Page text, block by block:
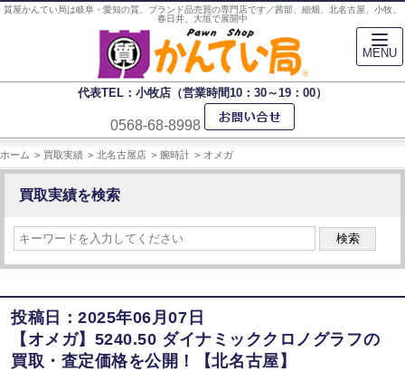
質屋かんてい局は岐阜・愛知の質、ブランド品売買の専門店です／茜部、細畑、北名古屋、小牧、
春日井、大垣で展開中
代表TEL：小牧店（営業時間10：30～19：00）
0568-68-8998
ホーム 買取実績 北名古屋店 腕時計 オメガ
買取実績を検索
検索
投稿日：2025年06月07日
【オメガ】5240.50 ダイナミッククロノグラフの
買取・査定価格を公開！【北名古屋】
MENU